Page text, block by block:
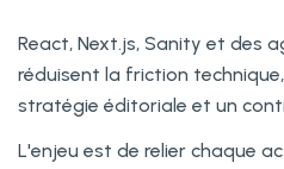
React, Next.js, Sanity et des
réduisent la friction
stratégie éditoriale et un
L'enjeu est de relier chaque